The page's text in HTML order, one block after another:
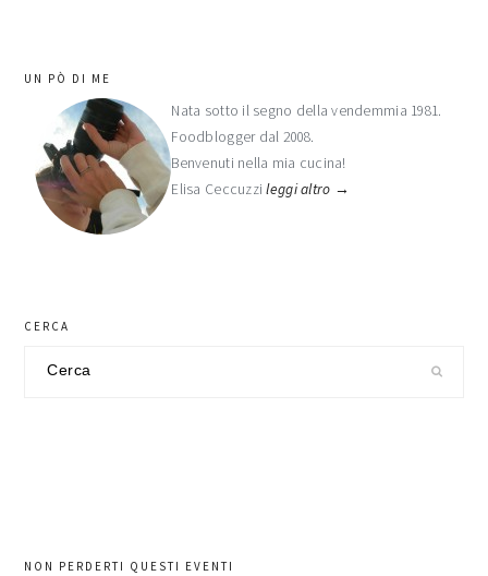
barra
laterale
primaria
UN PÒ DI ME
Nata sotto il segno della vendemmia 1981.
Foodblogger dal 2008.
Benvenuti nella mia cucina!
Elisa Ceccuzzileggi altro →
CERCA
NON PERDERTI QUESTI EVENTI